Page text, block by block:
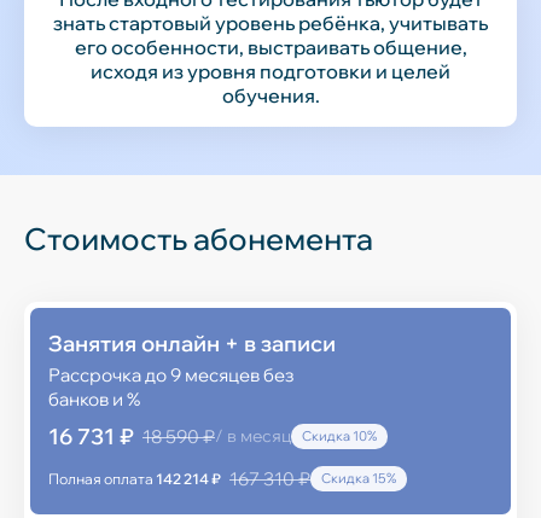
знать стартовый уровень ребёнка, учитывать
его особенности, выстраивать общение,
исходя из уровня подготовки и целей
обучения.
Стоимость абонемента
Занятия онлайн + в записи
Рассрочка до 9 месяцев без
банков и %
16 731 ₽ 18 590 ₽/ в месяц Скидка 10%
Полная оплата 142 214 ₽ 167 310 ₽ Скидка 15%